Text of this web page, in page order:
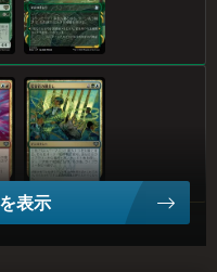
迸(ほとばし)り
監(かん)督(とく)官(かん)の眼(まな)差(ざ)し
表示